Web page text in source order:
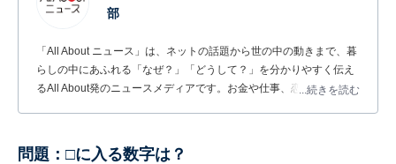
部
「All About ニュース」は、ネットの話題から世の中の動きまで、暮
らしの中にあふれる「なぜ？」「どうして？」を分かりやすく伝え
るAll About発のニュースメディアです。お金や仕事、恋愛、ITに関
...続きを読む
問題：□に入る数字は？